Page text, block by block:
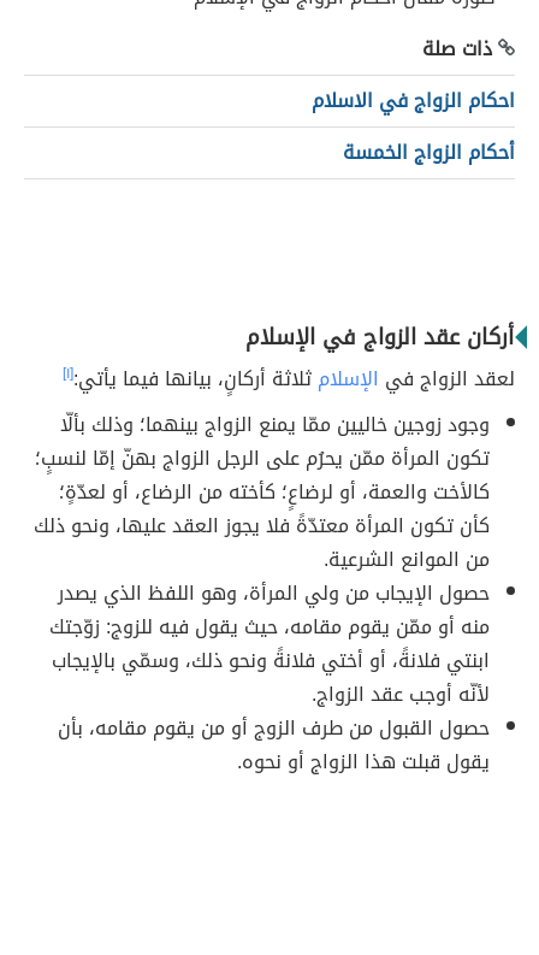
ذات صلة
احكام الزواج في الاسلام
أحكام الزواج الخمسة
أركان عقد الزواج في الإسلام
لعقد الزواج في الإسلامثلاثة أركانٍ، بيانها فيما يأتي:[١]
وجود زوجين خاليين ممّا يمنع الزواج بينهما؛ وذلك بألّا
تكون المرأة ممّن يحرُم على الرجل الزواج بهنّ إمّا لنسبٍ؛
كالأخت والعمة، أو لرضاعٍ؛ كأخته من الرضاع، أو لعدّةٍ؛
كأن تكون المرأة معتدّةً فلا يجوز العقد عليها، ونحو ذلك
من الموانع الشرعية.
حصول الإيجاب من ولي المرأة، وهو اللفظ الذي يصدر
منه أو ممّن يقوم مقامه، حيث يقول فيه للزوج: زوّجتك
ابنتي فلانةً، أو أختي فلانةً ونحو ذلك، وسمّي بالإيجاب
لأنّه أوجب عقد الزواج.
حصول القبول من طرف الزوج أو من يقوم مقامه، بأن
يقول قبلت هذا الزواج أو نحوه.